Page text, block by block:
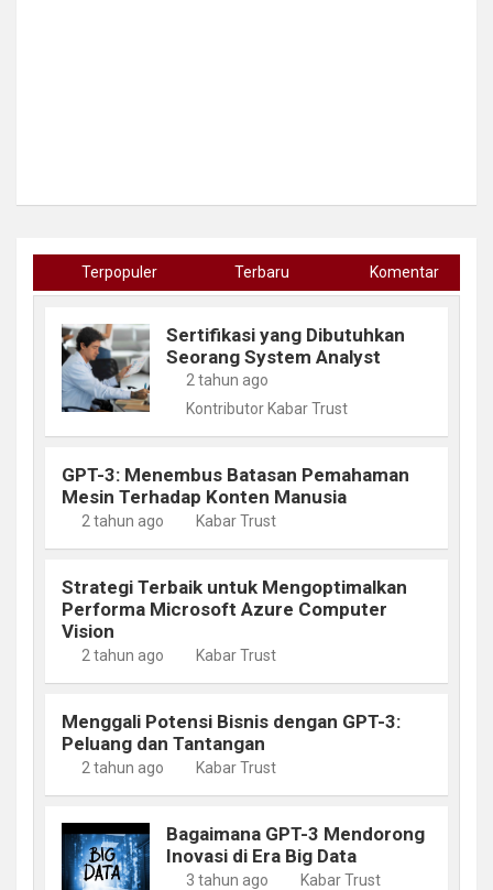
Terpopuler Terbaru Komentar
Sertifikasi yang Dibutuhkan
Seorang System Analyst
2 tahun ago
Kontributor Kabar Trust
GPT-3: Menembus Batasan Pemahaman
Mesin Terhadap Konten Manusia
2 tahun ago Kabar Trust
Strategi Terbaik untuk Mengoptimalkan
Performa Microsoft Azure Computer
Vision
2 tahun ago Kabar Trust
Menggali Potensi Bisnis dengan GPT-3:
Peluang dan Tantangan
2 tahun ago Kabar Trust
Bagaimana GPT-3 Mendorong
Inovasi di Era Big Data
3 tahun ago Kabar Trust